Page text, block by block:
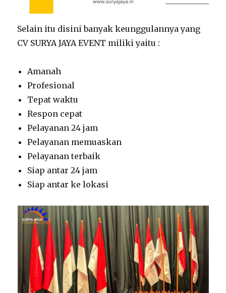
Selain itu disini banyak keunggulannya yang
CV SURYA JAYA EVENT miliki yaitu :
Amanah
Profesional
Tepat waktu
Respon cepat
Pelayanan 24 jam
Pelayanan memuaskan
Pelayanan terbaik
Siap antar 24 jam
Siap antar ke lokasi